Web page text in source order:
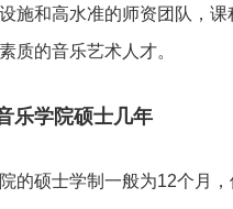
施和高水准的师资团队，
质的音乐艺术人才。
乐学院硕士几年
的硕士学制一般为12个月